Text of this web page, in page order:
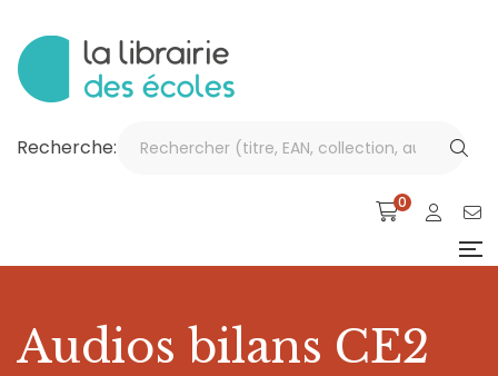
Recherche:
0
Audios bilans CE2